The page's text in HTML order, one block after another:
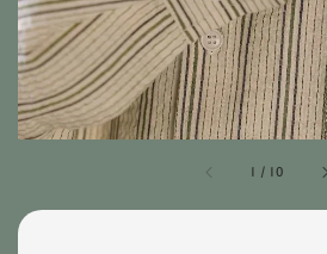
1 / 10